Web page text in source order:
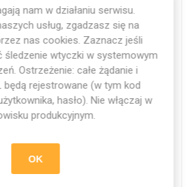
hasła:
nam w działaniu serwisu.
usług, zgadzasz się na
nas cookies. Zaznacz jeśli
śledzenie wtyczki w systemowym
Ostrzeżenie: całe żądanie i
będą rejestrowane (w tym kod
hasło). Nie włączaj w
produkcyjnym.
OK